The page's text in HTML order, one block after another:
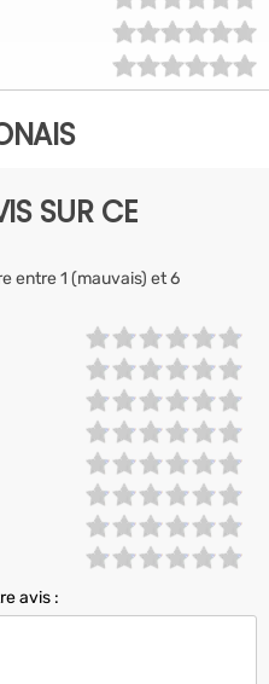
SUR CE
entre 1 (mauvais) et 6
avis :